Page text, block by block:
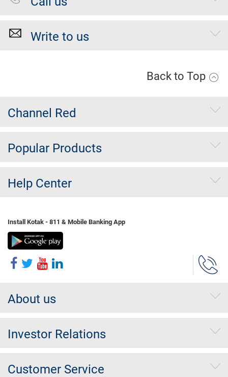
Write to us
Back to Top
Channel Red
Popular Products
Help Center
Install Kotak - 811 & Mobile Banking App
About us
Investor Relations
Customer Service